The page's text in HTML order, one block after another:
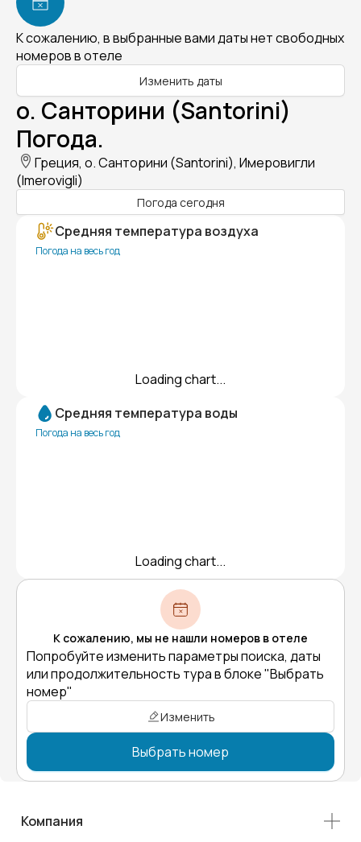
К сожалению, в выбранные вами даты нет свободных
номеров в отеле
Изменить даты
о. Санторини (Santorini)
Погода.
Греция, о. Санторини (Santorini), Имеровигли
(Imerovigli)
Погода сегодня
Средняя температура воздуха
Погода на весь год
Loading chart...
Средняя температура воды
Погода на весь год
Loading chart...
К сожалению, мы не нашли номеров в отеле
Попробуйте изменить параметры поиска, даты
или продолжительность тура в блоке "Выбрать
номер"
Изменить
Выбрать номер
Компания